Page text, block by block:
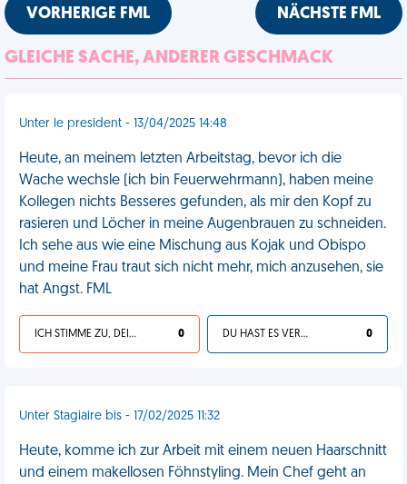
VORHERIGE FML NÄCHSTE FML
GLEICHE SACHE, ANDERER GESCHMACK
Unter le president - 13/04/2025 14:48
Heute, an meinem letzten Arbeitstag, bevor ich die
Wache wechsle (ich bin Feuerwehrmann), haben meine
Kollegen nichts Besseres gefunden, als mir den Kopf zu
rasieren und Löcher in meine Augenbrauen zu schneiden.
Ich sehe aus wie eine Mischung aus Kojak und Obispo
und meine Frau traut sich nicht mehr, mich anzusehen, sie
hat Angst. FML
ICH STIMME ZU, DEIN LEBEN IST SCHEISSE 0 DU HAST ES VERDIENT 0
Unter Stagiaire bis - 17/02/2025 11:32
Heute, komme ich zur Arbeit mit einem neuen Haarschnitt
und einem makellosen Föhnstyling. Mein Chef geht an